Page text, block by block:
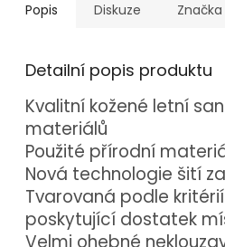
Popis Diskuze Značka
Detailní popis produktu
Kvalitní kožené letní
materiálů
Použité přírodní
Nová technologie šití
Tvarovaná podle
poskytující dostatek